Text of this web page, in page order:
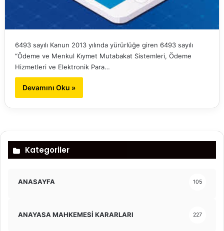
6493 sayılı Kanun 2013 yılında yürürlüğe giren 6493 sayılı
“Ödeme ve Menkul Kıymet Mutabakat Sistemleri, Ödeme
Hizmetleri ve Elektronik Para…
Devamını Oku »
Kategoriler
ANASAYFA 105
ANAYASA MAHKEMESİ KARARLARI 227